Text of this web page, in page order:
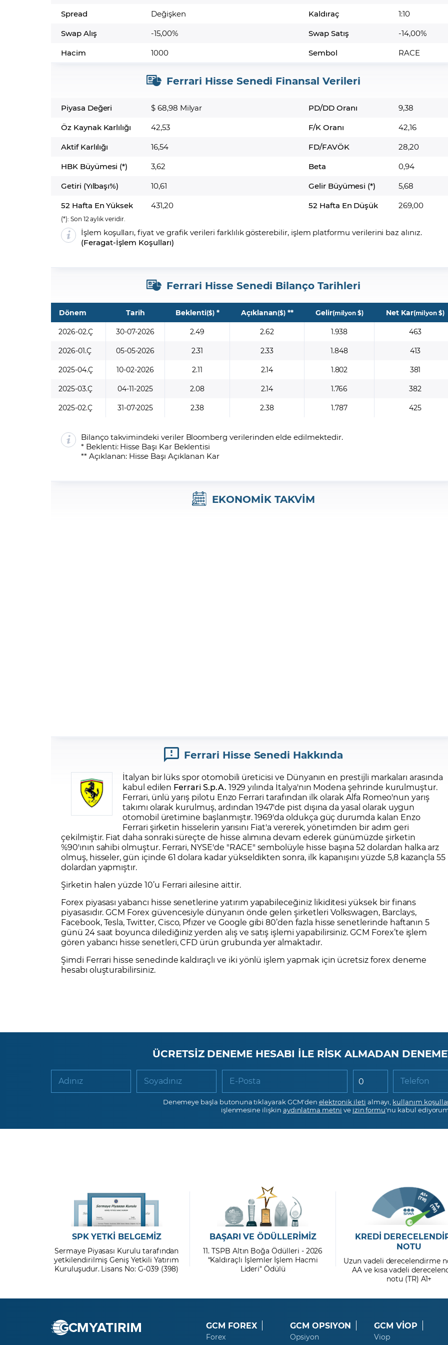
Spread
Değişken Kaldıraç
1:10
Swap Alış
-15,00% Swap Satış
-14,00%
Hacim
1000 Sembol RACE
Ferrari Hisse Senedi Finansal Verileri
Piyasa Değeri $ 68,98 Milyar PD/DD Oranı
9,38
Öz Kaynak Karlılığı
42,53 F/K Oranı
42,16
Aktif Karlılığı
16,54 FD/FAVÖK
28,20
HBK Büyümesi (*)
3,62 Beta
0,94
Getiri (Yılbaşı%)
10,61 Gelir Büyümesi (*)
5,68
52 Hafta En Yüksek
431,20 52 Hafta En Düşük 269,00
(*): Son 12 aylık veridir.
İşlem koşulları, fiyat ve grafik verileri farklılık gösterebilir, işlem platformu verilerini baz alınız.
(Feragat-İşlem Koşulları)
Ferrari Hisse Senedi Bilanço Tarihleri
Dönem Tarih Beklenti($)* Açıklanan($) ** Gelir(milyon $) Net Kar(milyon $)
2026-02.Ç 30-07-2026 2.49 2.62 1.938
463
2026-01.Ç
05-05-2026 2.31 2.33 1.848
413
2025-04.Ç
10-02-2026 2.11 2.14 1.802
381
2025-03.Ç
04-11-2025 2.08 2.14 1.766
382
2025-02.Ç
31-07-2025 2.38 2.38 1.787 425
Bilanço takvimindeki veriler Bloomberg verilerinden elde edilmektedir.
* Beklenti: Hisse Başı Kar Beklentisi
** Açıklanan: Hisse Başı Açıklanan Kar
EKONOMİK TAKVİM
Ferrari Hisse Senedi Hakkında
İtalyan bir lüks spor otomobili üreticisi ve Dünyanın en prestijli markaları arasında
kabul edilen Ferrari S.p.A. 1929 yılında İtalya'nın Modena şehrinde kurulmuştur.
Ferrari, ünlü yarış pilotu Enzo Ferrari tarafından ilk olarak Alfa Romeo'nun yarış
takımı olarak kurulmuş, ardından 1947'de pist dışına da yasal olarak uygun
otomobil üretimine başlanmıştır. 1969'da oldukça güç durumda kalan Enzo
Ferrari şirketin hisselerin yarısını Fiat'a vererek, yönetimden bir adım geri
çekilmiştir. Fiat daha sonraki süreçte de hisse alımına devam ederek günümüzde şirketin
%90'ının sahibi olmuştur. Ferrari, NYSE'de "RACE" sembolüyle hisse başına 52 dolardan halka arz
olmuş, hisseler, gün içinde 61 dolara kadar yükseldikten sonra, ilk kapanışını yüzde 5,8 kazançla 55
dolardan yapmıştır.
Şirketin halen yüzde 10’u Ferrari ailesine aittir.
Forex piyasası yabancı hisse senetlerine yatırım yapabileceğiniz likiditesi yüksek bir finans
piyasasıdır. GCM Forex güvencesiyle dünyanın önde gelen şirketleri Volkswagen, Barclays,
Facebook,Tesla,Twitter,Cisco, Pfızerve Google gibi 80’den fazla hisse senetlerinde haftanın 5
günü 24 saat boyunca dilediğiniz yerden alış ve satış işlemi yapabilirsiniz. GCM Forex’te işlem
gören yabancı hisse senetleri, CFD ürün grubunda yer almaktadır.
Şimdi Ferrari hisse senedinde kaldıraçlı ve iki yönlü işlem yapmak için ücretsiz forex deneme
hesabı oluşturabilirsiniz.
ÜCRETSİZ DENEME HESABI İLE RİSK ALMADAN
Adınız Soyadınız E-Posta Telefon
Denemeye başla butonuna tıklayarak GCM'den elektronik ileti almayı, kullanım
işlenmesine ilişkin aydınlatma metni ve izin formu'nu kabul
SPK YETKİ BELGEMİZ
Sermaye Piyasası Kurulu tarafından
yetkilendirilmiş Geniş Yetkili Yatırım
Kuruluşudur. Lisans No: G-039 (398)
BAŞARI VE ÖDÜLLERİMİZ
11. TSPB Altın Boğa Ödülleri - 2026
“Kaldıraçlı İşlemler İşlem Hacmi
Lideri" Ödülü
KREDİ
NOTU
Uzun vadeli derecelendirme
AA ve kısa vadeli
notu (TR) A1+
GCM FOREX
Forex
GCM OPSIYON
Opsiyon
GCM VİOP
Viop